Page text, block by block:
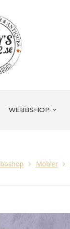
WEBBSHOP
Möbler